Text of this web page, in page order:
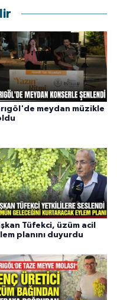
meydan müzikle
Tüfekci, üzüm acil
planını duyurdu